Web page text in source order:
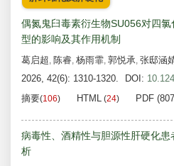
偶氮鬼臼毒素衍生物SU056对四
型的影响及其作用机制
葛启超, 陈睿, 杨雨霏, 郭悦承, 张邸涵
2026, 42(6): 1310-1320.
DOI:
摘要(106) HTML (24) PDF
病毒性、酒精性与胆源性肝硬化
析